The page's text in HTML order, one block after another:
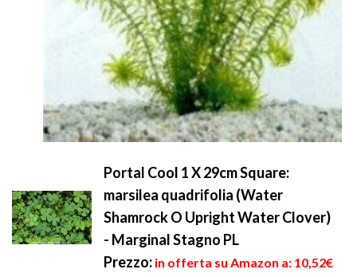
Portal Cool 1 X 29cm Square:
marsilea quadrifolia (Water
Shamrock O Upright Water Clover)
- Marginal Stagno PL
Prezzo: in offerta su Amazon a: 10,52€